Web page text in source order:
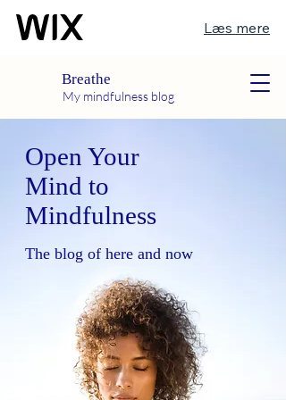
Læs mere